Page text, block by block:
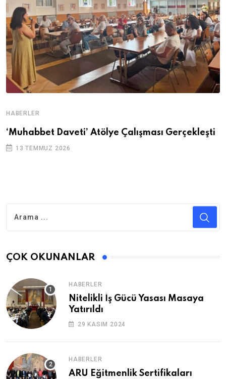
HABERLER
‘Muhabbet Daveti’ Atölye Çalışması Gerçekleşti
13 TEMMUZ 2026
ÇOK OKUNANLAR
HABERLER
Nitelikli İş Gücü Yasası Masaya
Yatırıldı
29 KASIM 2024
HABERLER
ARU Eğitmenlik Sertifikaları